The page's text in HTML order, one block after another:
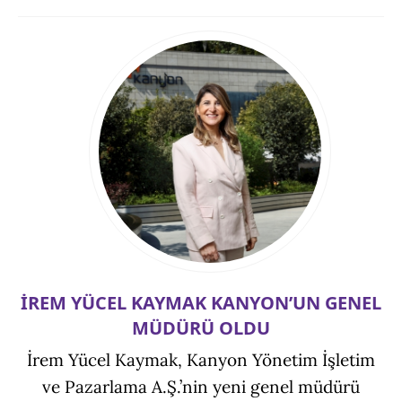
İREM YÜCEL KAYMAK KANYON’UN GENEL
MÜDÜRÜ OLDU
İrem Yücel Kaymak, Kanyon Yönetim İşletim
ve Pazarlama A.Ş.’nin yeni genel müdürü